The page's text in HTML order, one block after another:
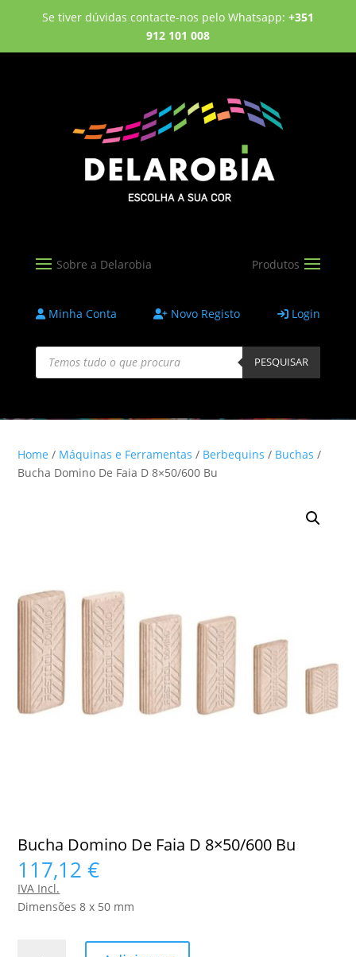
Se tiver dúvidas contacte-nos pelo Whatsapp: +351
912 101 008
Minha Conta Novo Registo Login
Products
search PESQUISAR
Home / Máquinas e Ferramentas / Berbequins / Buchas /
Bucha Domino De Faia D 8×50/600 Bu
Bucha Domino De Faia D 8×50/600 Bu
117,12€
IVA Incl.
Dimensões 8 x 50 mm